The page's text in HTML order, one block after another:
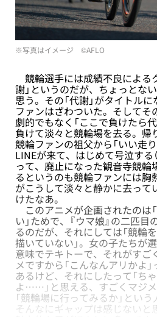
※写真はイメージ ©AFLO
競輪選手には成績不良による
謝」というのだが、ちょっとな
思う。その「代謝」がタイトル
ファンはざわついた。そしてそ
劇的でもなく「ここで負けたら
負けて淡々と競輪場を去る。帰
競輪ファンの祖父から「いい走
LINEが来て、はじめて号泣する
って、廃止になった観音寺競輪
るというのも競輪ファンには胸
がこうして淡々と静かに去って
けたなあ。
このアニメが企画されたのは
い」ためで、『ウマ娘』の二匹
るのだが、それにしては「競輪
描いていない」。女の子たちが
意味でテキトーで、それがすご
メですから「こんなんアリかよ
あるけど、それにしたって「ち
よ……」と思える、すごくマジ
「競輪場に行ってみるか」とい
そんなにギャップは感じないと